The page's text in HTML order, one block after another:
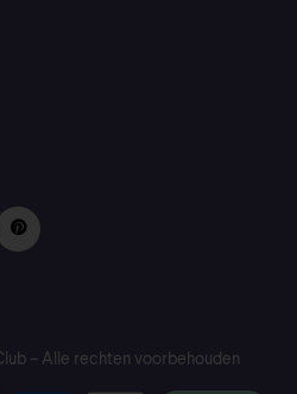
– Alle rechten voorbehouden